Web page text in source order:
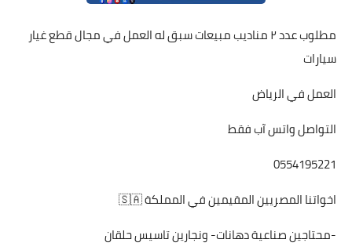
مطلوب عدد ٢ مناديب مبيعات سبق له العمل في مجال قطع غيار
سيارات
العمل في الرياض
التواصل واتس آب فقط
0554195221
اخواتنا المصريين المقيمين في المملكة 🇸🇦
-محتاجين صناعية دهانات- ونجارين تاسيس حلقان